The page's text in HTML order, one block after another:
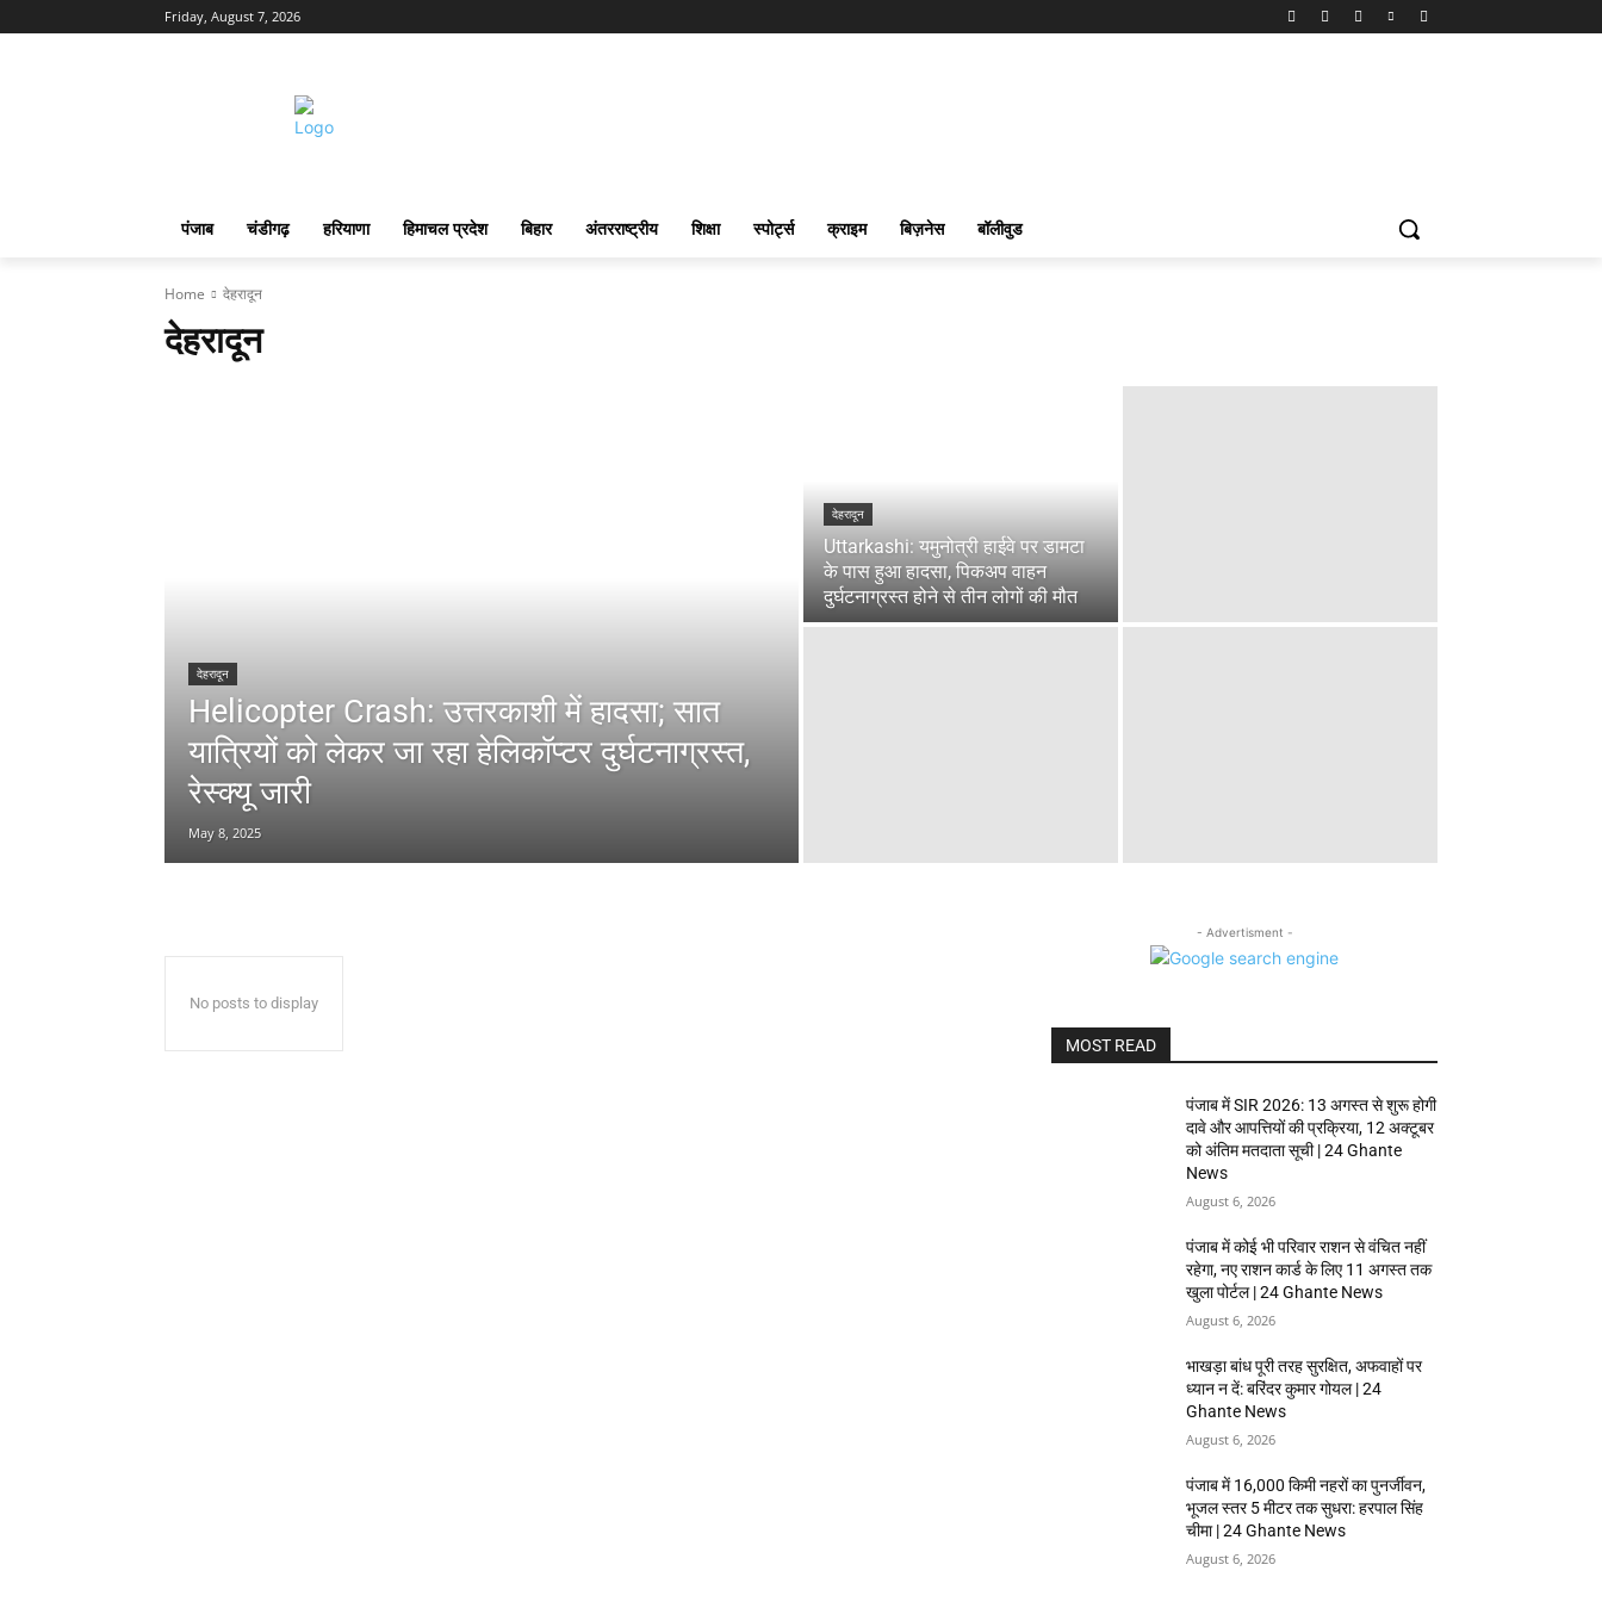
Friday, August 7, 2026
पंजाब चंडीगढ़ हरियाणा हिमाचल प्रदेश बिहार अंतरराष्ट्रीय शिक्षा स्पोर्ट्स क्राइम बिज़नेस बॉलीवुड
Home देहरादून
देहरादून
देहरादून
Helicopter Crash: उत्तरकाशी में हादसा; सात
यात्रियों को लेकर जा रहा हेलिकॉप्टर दुर्घटनाग्रस्त,
रेस्क्यू जारी
May 8, 2025
देहरादून
Uttarkashi: यमुनोत्री हाईवे पर डामटा
के पास हुआ हादसा, पिकअप वाहन
दुर्घटनाग्रस्त होने से तीन लोगों की मौत
No posts to display
- Advertisment -
MOST READ
पंजाब में SIR 2026: 13 अगस्त से शुरू होगी
दावे और आपत्तियों की प्रक्रिया, 12 अक्टूबर
को अंतिम मतदाता सूची | 24 Ghante
News
August 6, 2026
पंजाब में कोई भी परिवार राशन से वंचित नहीं
रहेगा, नए राशन कार्ड के लिए 11 अगस्त तक
खुला पोर्टल | 24 Ghante News
August 6, 2026
भाखड़ा बांध पूरी तरह सुरक्षित, अफवाहों पर
ध्यान न दें: बरिंदर कुमार गोयल | 24
Ghante News
August 6, 2026
पंजाब में 16,000 किमी नहरों का पुनर्जीवन,
भूजल स्तर 5 मीटर तक सुधरा: हरपाल सिंह
चीमा | 24 Ghante News
August 6, 2026